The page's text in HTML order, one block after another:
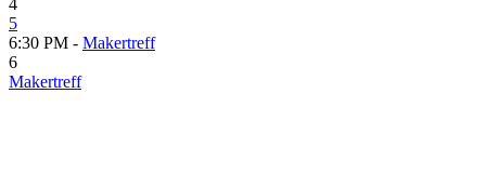
4
5
6:30 PM - Makertreff
6
Makertreff